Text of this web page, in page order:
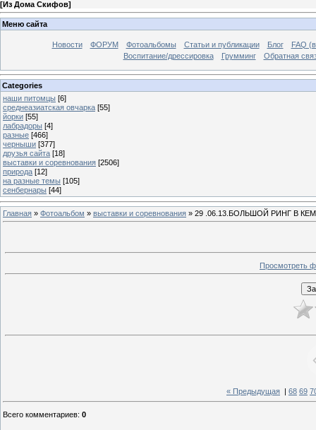
[Из Дома Скифов]
Меню сайта
Новости ФОРУМ Фотоальбомы Статьи и публикации Блог
FAQ
Воспитание/дрессировка
Грумминг Обратная
Categories
наши питомцы [6]
среднеазиатская овчарка [55]
йорки [55]
лабрадоры [4]
разные [466]
черныши [377]
друзья сайта [18]
выставки и соревнования [2506]
природа [12]
на разные темы [105]
сенбернары [44]
Главная » Фотоальбом » выставки и соревнования » 29 .06.13.БОЛЬШОЙ РИНГ В
Просмотреть
« Предыдущая | 68 69
Всего комментариев: 0